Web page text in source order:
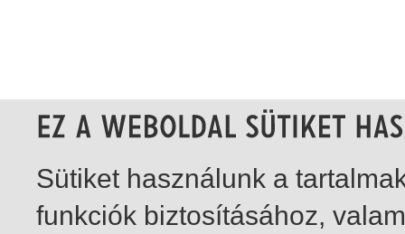
Sütiket használunk a
funkciók biztosításához,